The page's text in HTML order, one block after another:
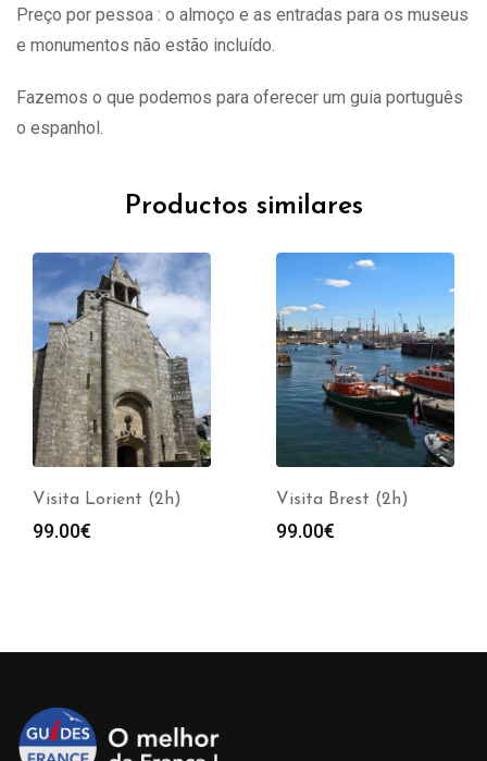
Preço por pessoa : o almoço e as entradas para os museus
e monumentos não estão incluído.
Fazemos o que podemos para oferecer um guia português
o espanhol.
Productos similares
Visita Lorient (2h)
99.00€
Visita Brest (2h)
99.00€